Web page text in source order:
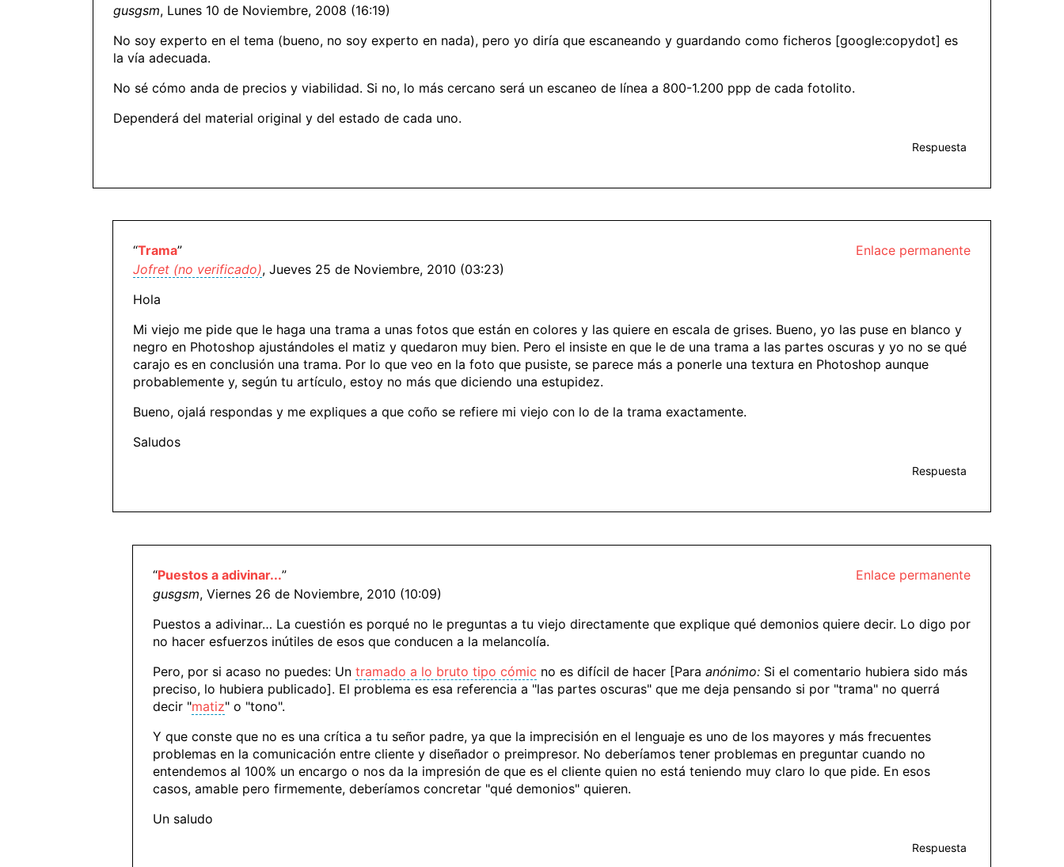
gusgsm, Lunes 10 de Noviembre, 2008 (16:19)
No soy experto en el tema (bueno, no soy experto en nada), pero yo diría que escaneando y guardando como ficheros [google:copydot] es
la vía adecuada.
No sé cómo anda de precios y viabilidad. Si no, lo más cercano será un escaneo de línea a 800-1.200 ppp de cada fotolito.
Dependerá del material original y del estado de cada uno.
Respuesta
Enlace permanente
“Trama”
Jofret (no verificado), Jueves 25 de Noviembre, 2010 (03:23)
Hola
Mi viejo me pide que le haga una trama a unas fotos que están en colores y las quiere en escala de grises. Bueno, yo las puse en blanco y
negro en Photoshop ajustándoles el matiz y quedaron muy bien. Pero el insiste en que le de una trama a las partes oscuras y yo no se qué
carajo es en conclusión una trama. Por lo que veo en la foto que pusiste, se parece más a ponerle una textura en Photoshop aunque
probablemente y, según tu artículo, estoy no más que diciendo una estupidez.
Bueno, ojalá respondas y me expliques a que coño se refiere mi viejo con lo de la trama exactamente.
Saludos
Respuesta
Enlace permanente
“Puestos a adivinar...”
gusgsm, Viernes 26 de Noviembre, 2010 (10:09)
Puestos a adivinar… La cuestión es porqué no le preguntas a tu viejo directamente que explique qué demonios quiere decir. Lo digo por
no hacer esfuerzos inútiles de esos que conducen a la melancolía.
Pero, por si acaso no puedes: Un tramado a lo bruto tipo cómic no es difícil de hacer [Para anónimo: Si el comentario hubiera sido más
preciso, lo hubiera publicado]. El problema es esa referencia a "las partes oscuras" que me deja pensando si por "trama" no querrá
decir "matiz" o "tono".
Y que conste que no es una crítica a tu señor padre, ya que la imprecisión en el lenguaje es uno de los mayores y más frecuentes
problemas en la comunicación entre cliente y diseñador o preimpresor. No deberíamos tener problemas en preguntar cuando no
entendemos al 100% un encargo o nos da la impresión de que es el cliente quien no está teniendo muy claro lo que pide. En esos
casos, amable pero firmemente, deberíamos concretar "qué demonios" quieren.
Un saludo
Respuesta